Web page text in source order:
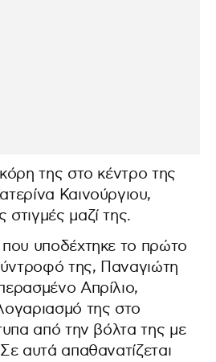
της στο κέντρο της
Καινούργιου,
μαζί της.
υποδέχτηκε το πρώτο
της, Παναγιώτη
Απρίλιο,
της στο
από την βόλτα της με
αυτά απαθανατίζεται